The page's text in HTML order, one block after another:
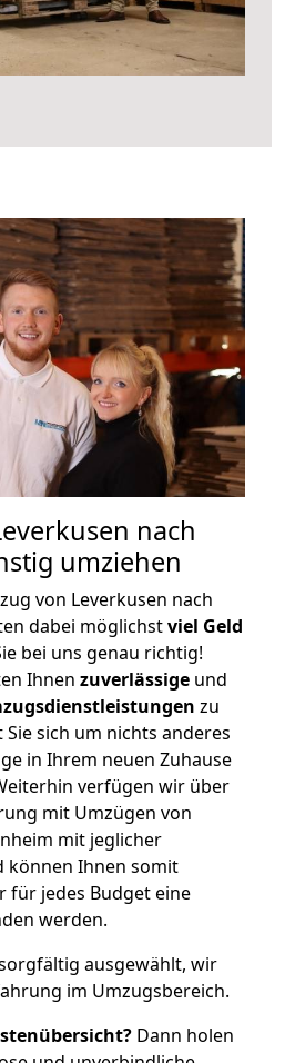
nach
umziehen
von Leverkusen nach
dabei möglichstviel Geld
bei uns genau richtig!
Ihnen zuverlässige und
zu
sich um nichts anderes
in Ihrem neuen Zuhause
verfügen wir über
mit Umzügen von
mit jeglicher
können Ihnen somit
für jedes Budget eine
werden.
ausgewählt, wir
im Umzugsbereich.
Dann holen